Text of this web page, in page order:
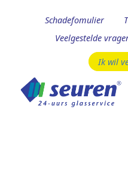
Schadefomulier
Veelgestelde
Ik wil